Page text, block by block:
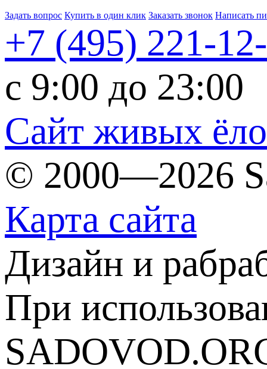
Задать вопрос Купить в один клик Заказать звонок Написать
+7 (495) 221-
c 9:00 до 23:00
Сайт живых
© 2000—2026
Карта сайта
Дизайн и
При